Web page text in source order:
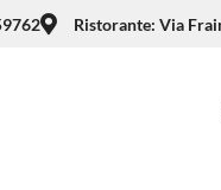
Ristorante: Via